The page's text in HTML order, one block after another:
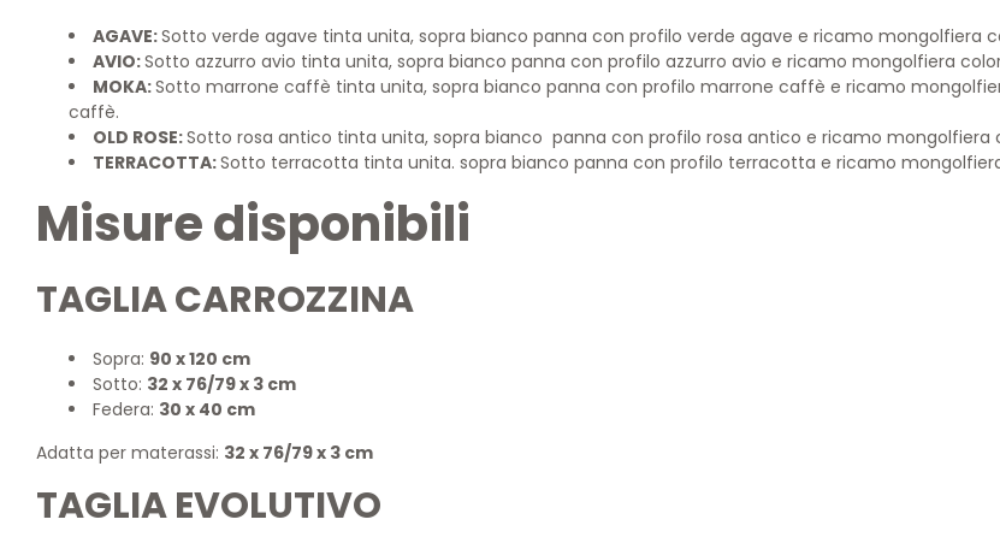
AGAVE:Sotto verde agave tinta unita, sopra bianco panna con profilo verde agave e ricamo mongolfiera
AVIO:Sotto azzurro avio tinta unita, sopra bianco panna con profilo azzurro avio e ricamo mongolfiera
MOKA:Sotto marrone caffè tinta unita, sopra bianco panna con profilo marrone caffè e ricamo
caffè.
OLD ROSE:Sotto rosa antico tinta unita, sopra bianco panna con profilo rosa antico e ricamo
TERRACOTTA:Sotto terracotta tinta unita. sopra bianco panna con profilo terracotta e ricamo
Misure disponibili
TAGLIA CARROZZINA
Sopra: 90 x 120 cm
Sotto: 32 x 76/79 x 3 cm
Federa: 30 x 40 cm
Adatta per materassi: 32 x 76/79 x 3 cm
TAGLIA EVOLUTIVO